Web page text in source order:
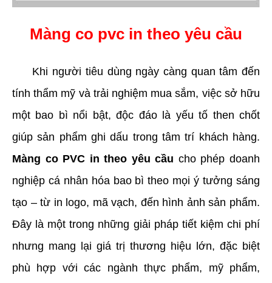
Màng co pvc in theo yêu cầu
Khi người tiêu dùng ngày càng quan tâm đến
tính thẩm mỹ và trải nghiệm mua sắm, việc sở hữu
một bao bì nổi bật, độc đáo là yếu tố then chốt
Màng co PVC in theo yêu cầu cho phép doanh
nghiệp cá nhân hóa bao bì theo mọi ý tưởng sáng
tạo – từ in logo, mã vạch, đến hình ảnh sản phẩm.
Đây là một trong những giải pháp tiết kiệm chi phí
nhưng mang lại giá trị thương hiệu lớn, đặc biệt
phù hợp với các ngành thực phẩm, mỹ phẩm,